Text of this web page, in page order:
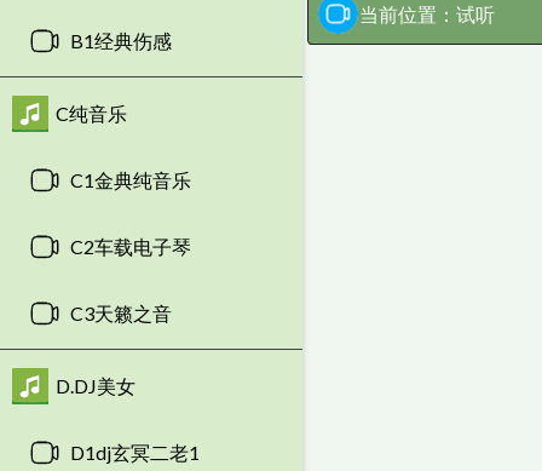
当前位置：试听
B1经典伤感
C纯音乐
C1金典纯音乐
C2车载电子琴
C3天籁之音
D.DJ美女
D1dj玄冥二老1